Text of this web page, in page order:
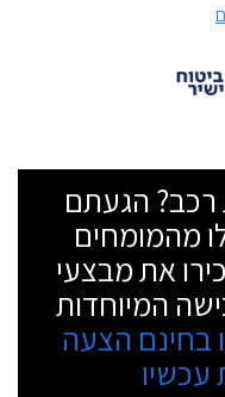
רכב? הגעתם
מהמומחים
את מבצעי
המיוחדות
בחינם הצעה
עכשיו